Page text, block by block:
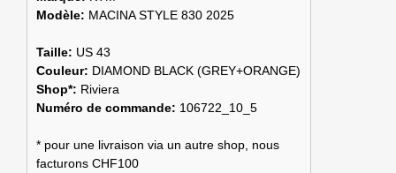
Modèle: MACINA STYLE 830 2025
Taille: US 43
Couleur: DIAMOND BLACK (GREY+ORANGE)
Shop*: Riviera
Numéro de commande: 106722_10_5
* pour une livraison via un autre shop, nous
facturons CHF100